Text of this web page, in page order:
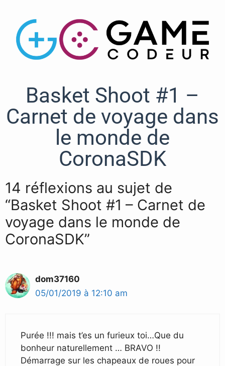
Basket Shoot #1 –
Carnet de voyage dans
le monde de
CoronaSDK
14 réflexions au sujet de
“Basket Shoot #1 – Carnet de
voyage dans le monde de
CoronaSDK”
dom37160
05/01/2019 à 12:10 am
Purée !!! mais t’es un furieux toi…Que du
bonheur naturellement … BRAVO !!
Démarrage sur les chapeaux de roues pour